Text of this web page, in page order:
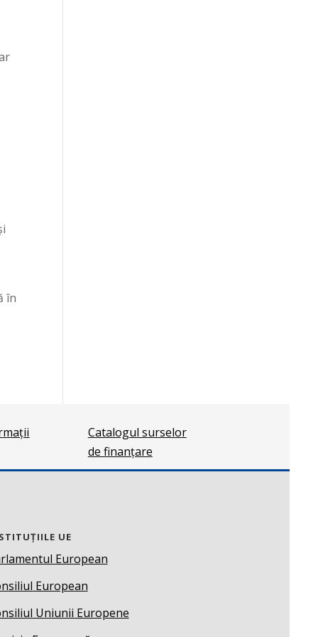
în
Catalogul surselor
de finanțare
UE
European
European
Uniunii Europene